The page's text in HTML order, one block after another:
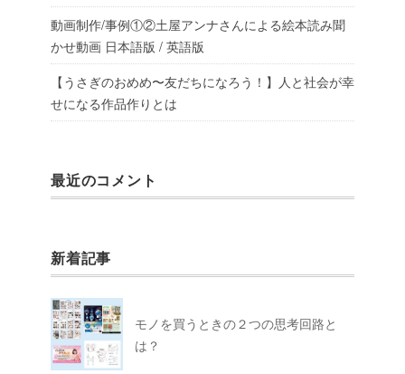
動画制作/事例①②土屋アンナさんによる絵本読み聞
かせ動画 日本語版 / 英語版
【うさぎのおめめ〜友だちになろう！】人と社会が幸
せになる作品作りとは
最近のコメント
新着記事
モノを買うときの２つの思考回路と
は？